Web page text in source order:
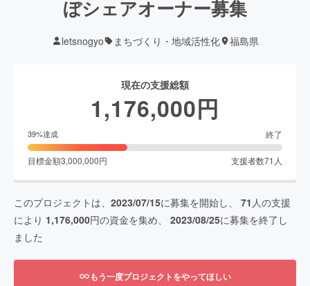
ぼシェアオーナー募集
letsnogyo まちづくり・地域活性化 福島県
現在の支援総額
1,176,000円
39%達成 終了
目標金額3,000,000円 支援者数71 人
このプロジェクトは、 2023/07/15に募集を開始し、 71 人の支援
により 1,176,000円の資金を集め、 2023/08/25に募集を終了し
ました
もう一度プロジェクトをやってほしい